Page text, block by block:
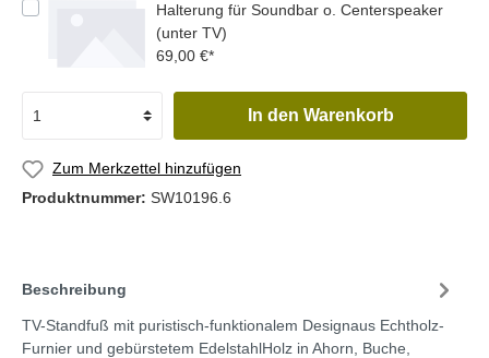
Halterung für Soundbar o. Centerspeaker
(unter TV)
69,00 €*
In den Warenkorb
Zum Merkzettel hinzufügen
Produktnummer: SW10196.6
Beschreibung
TV-Standfuß mit puristisch-funktionalem Designaus Echtholz-
Furnier und gebürstetem EdelstahlHolz in Ahorn, Buche,